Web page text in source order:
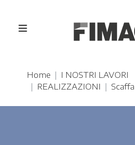
Home
I NOSTRI LAVORI
REALIZZAZIONI